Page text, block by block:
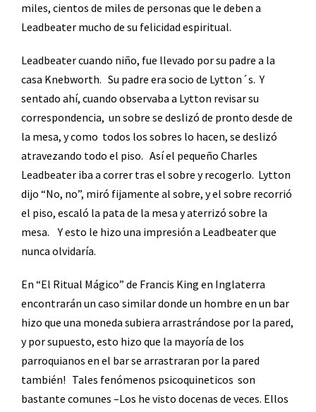
miles, cientos de miles de personas que le deben a
Leadbeater mucho de su felicidad espiritual.
Leadbeater cuando niño, fue llevado por su padre a la
casa Knebworth. Su padre era socio de Lytton´s. Y
sentado ahí, cuando observaba a Lytton revisar su
correspondencia, un sobre se deslizó de pronto desde de
la mesa, y como todos los sobres lo hacen, se deslizó
atravezando todo el piso. Así el pequeño Charles
Leadbeater iba a correr tras el sobre y recogerlo. Lytton
dijo “No, no”, miró fijamente al sobre, y el sobre recorrió
el piso, escaló la pata de la mesa y aterrizó sobre la
mesa.
Y esto le hizo una impresión a Leadbeater que
nunca olvidaría.
En “El Ritual Mágico” de Francis King en Inglaterra
encontrarán un caso similar donde un hombre en un bar
hizo que una moneda subiera arrastrándose por la pared,
y por supuesto, esto hizo que la mayoría de los
parroquianos en el bar se arrastraran por la pared
también! Tales fenómenos psicoquineticos son
bastante comunes –Los he visto docenas de veces. Ellos